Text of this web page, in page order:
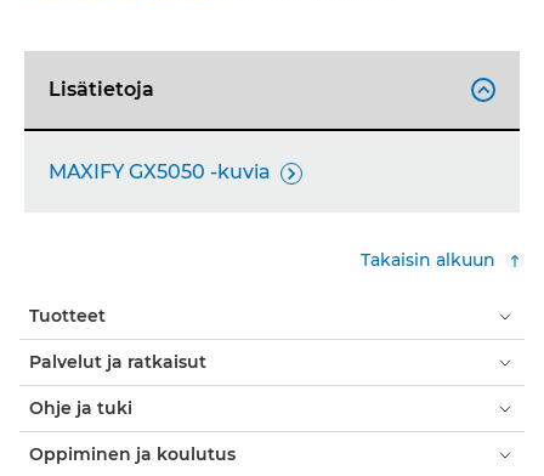
Lisätietoja 
MAXIFY GX5050 -kuvia 
Takaisin alkuun
Tuotteet
Palvelut ja ratkaisut
Ohje ja tuki
Oppiminen ja koulutus